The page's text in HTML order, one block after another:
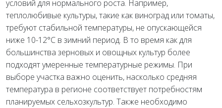
условий для нормального роста. Например,
теплолюбивые культуры, такие как виноград или томаты,
требуют стабильной температуры, не опускающейся
ниже 10-12°C в зимний период. В то время как для
большинства зерновых и овощных культур более
подходят умеренные температурные режимы. При
выборе участка важно оценить, насколько средняя
температура в регионе соответствует потребностям
планируемых сельхозкультур. Также необходимо